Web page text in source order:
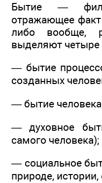
Бытие —
отражающее факт
либо вообще,
выделяют
— бытие
созданных
— бытие
— духовное
самого человека);
— социальное
природе,